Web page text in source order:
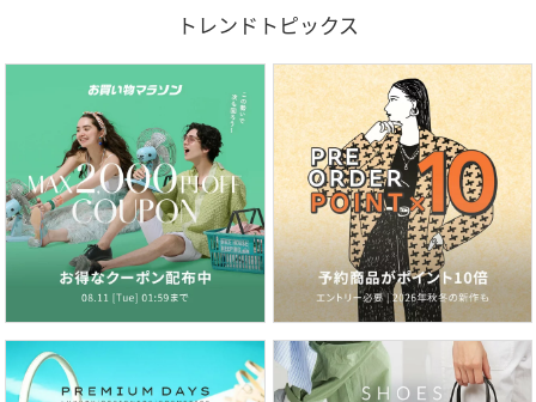
トレンドトピックス